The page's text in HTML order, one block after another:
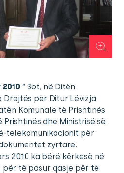
” Sot, në Ditën
për Ditur Lëvizja
Komunale të Prishtinës
Prishtinës dhe Ministrisë së
telekomunikacionit për
zyrtare.
2010 ka bërë kërkesë në
për të pasur qasje për të